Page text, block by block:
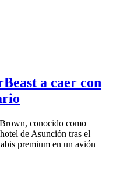
a caer con
conocido como
de Asunción tras el
premium en un avión